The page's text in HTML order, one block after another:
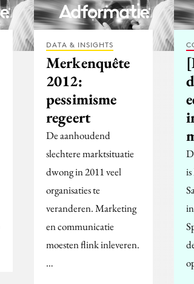
DATA & INSIGHTS
Merkenquête
2012:
pessimisme
regeert
De aanhoudend
slechtere marktsituatie
dwong in 2011 veel
organisaties te
veranderen. Marketing
en communicatie
moesten flink inleveren.
…